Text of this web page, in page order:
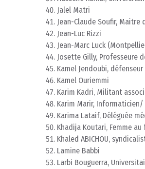
Jalel Matri
Jean-Claude Soufir,
Jean-Luc Rizzi
Jean-Marc Luck
Josette Gilly, Professeure
Kamel Jendoubi,
Kamel Ouriemmi
Karim Kadri, Militant
Karim Marir, Informaticien/
Karima Lataif, Déléguée
Khadija Koutari, Femme au
Khaled ABICHOU,
Lamine Babbi
Larbi Bouguerra,